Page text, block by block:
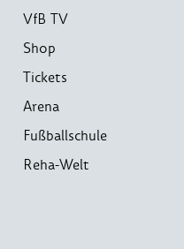
VfB TV
Shop
Tickets
Arena
Fußballschule
Reha-Welt